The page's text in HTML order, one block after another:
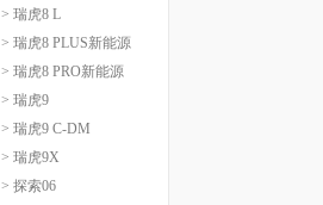
> 瑞虎8 L
> 瑞虎8 PLUS新能源
> 瑞虎8 PRO新能源
> 瑞虎9
> 瑞虎9 C-DM
> 瑞虎9X
> 探索06